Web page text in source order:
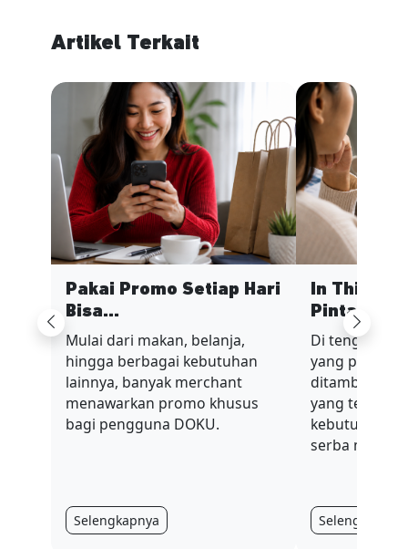
Artikel Terkait
Previous
Pakai Promo Setiap Hari
Bisa...
Mulai dari makan, belanja,
hingga berbagai kebutuhan
lainnya, banyak merchant
menawarkan promo khusus
bagi pengguna DOKU.
Selengkapnya
In This
Pinta...
Di tengah
yang penuh
ditambah
yang terus
kebutuhan
serba mahal.
Selengkapnya
Next